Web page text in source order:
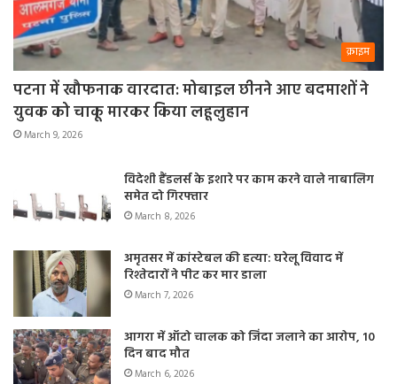
क्राइम
पटना में खौफनाक वारदात: मोबाइल छीनने आए बदमाशों ने
युवक को चाकू मारकर किया लहूलुहान
March 9, 2026
विदेशी हैंडलर्स के इशारे पर काम करने वाले नाबालिग
समेत दो गिरफ्तार
March 8, 2026
अमृतसर में कांस्टेबल की हत्या: घरेलू विवाद में
रिश्तेदारों ने पीट कर मार डाला
March 7, 2026
आगरा में ऑटो चालक को जिंदा जलाने का आरोप, 10
दिन बाद मौत
March 6, 2026